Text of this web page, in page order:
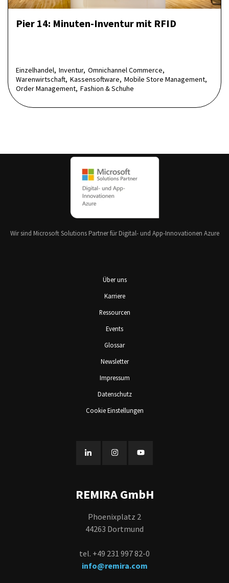
Pier 14: Minuten-Inventur mit RFID
Einzelhandel, Inventur, Omnichannel Commerce,
Warenwirtschaft, Kassensoftware, Mobile Store Management,
Order Management, Fashion & Schuhe
Wir sind Microsoft Solutions Partner für Digital- und App-Innovationen Azure
Über uns
Karriere
Ressourcen
Events
Glossar
Newsletter
Impressum
Datenschutz
Cookie Einstellungen
REMIRA GmbH
Phoenixplatz 2
44263 Dortmund
tel. +49 231 997 82-0
info@remira.com